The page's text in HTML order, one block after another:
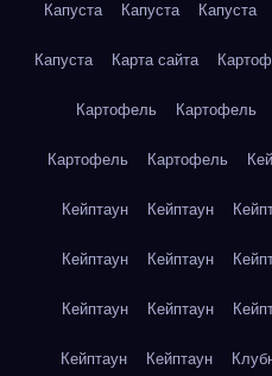
Капуста Капуста Капуста
Капуста Карта сайта
Картофель Картофель
Картофель Картофель
Кейптаун Кейптаун
Кейптаун Кейптаун
Кейптаун Кейптаун
Кейптаун Кейптаун